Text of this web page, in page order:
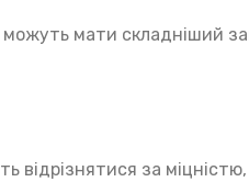
мати складніший
за міцністю,